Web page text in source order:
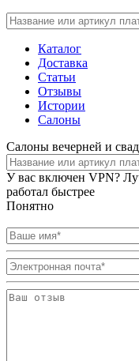
Каталог
Доставка
Статьи
Отзывы
Истории
Салоны
Салоны вечерней и
У вас включен VPN?
работал быстрее
Понятно